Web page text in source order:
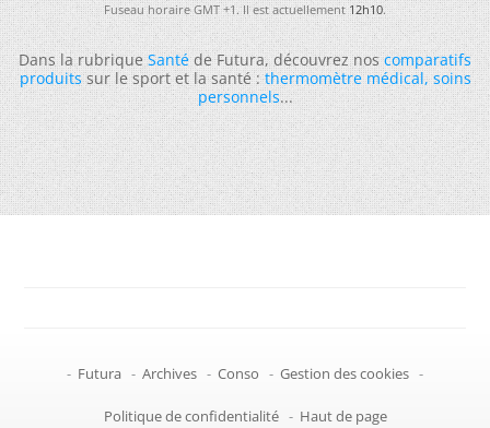
Fuseau horaire GMT +1. Il est actuellement12h10.
Dans la rubriqueSantéde Futura, découvrez noscomparatifs
produitssur le sport et la santé :thermomètre médical,soins
personnels...
- Futura - Archives - Conso - Gestion des cookies -
Politique de confidentialité - Haut de page